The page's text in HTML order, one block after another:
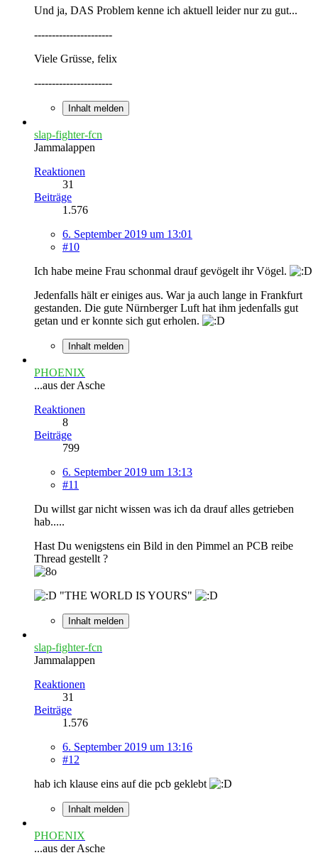
Und ja, DAS Problem kenne ich aktuell leider nur zu gut...
----------------------
Viele Grüsse, felix
----------------------
Inhalt melden
slap-fighter-fcn
Jammalappen
Reaktionen
31
Beiträge
1.576
6. September 2019 um 13:01
#10
Ich habe meine Frau schonmal drauf gevögelt ihr Vögel.
Jedenfalls hält er einiges aus. War ja auch lange in Frankfurt
gestanden. Die gute Nürnberger Luft hat ihm jedenfalls gut
getan und er konnte sich gut erholen.
Inhalt melden
PHOENIX
...aus der Asche
Reaktionen
8
Beiträge
799
6. September 2019 um 13:13
#11
Du willst gar nicht wissen was ich da drauf alles getrieben
hab.....
Hast Du wenigstens ein Bild in den Pimmel an PCB reibe
Thread gestellt ?
"THE WORLD IS YOURS"
Inhalt melden
slap-fighter-fcn
Jammalappen
Reaktionen
31
Beiträge
1.576
6. September 2019 um 13:16
#12
hab ich klause eins auf die pcb geklebt
Inhalt melden
PHOENIX
...aus der Asche